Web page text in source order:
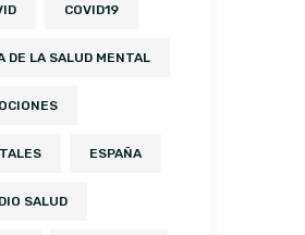
COVID19
DE LA SALUD MENTAL
ESPAÑA
SALUD